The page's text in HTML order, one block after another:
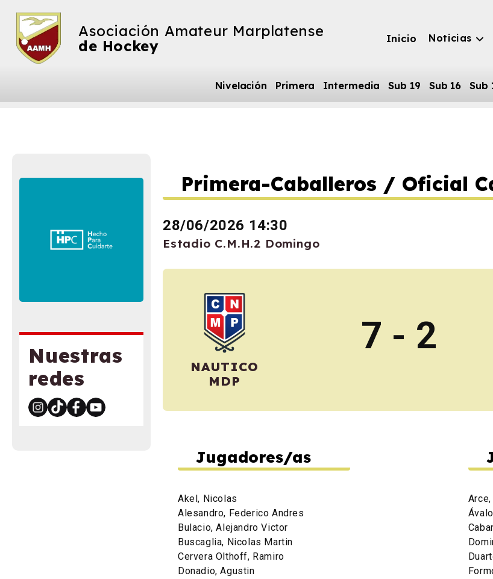
Asociación Amateur Marplatense
de Hockey
Inicio Noticias
Nivelación Primera Intermedia Sub 19 Sub 16 Sub
Nuestras
redes
Primera-Caballeros / Oficial
28/06/2026 14:30
Estadio C.M.H.2 Domingo
NAUTICO
MDP
7 - 2
Jugadores/as
Akel, Nicolas
Alesandro, Federico Andres
Bulacio, Alejandro Victor
Buscaglia, Nicolas Martin
Cervera Olthoff, Ramiro
Donadio, Agustin